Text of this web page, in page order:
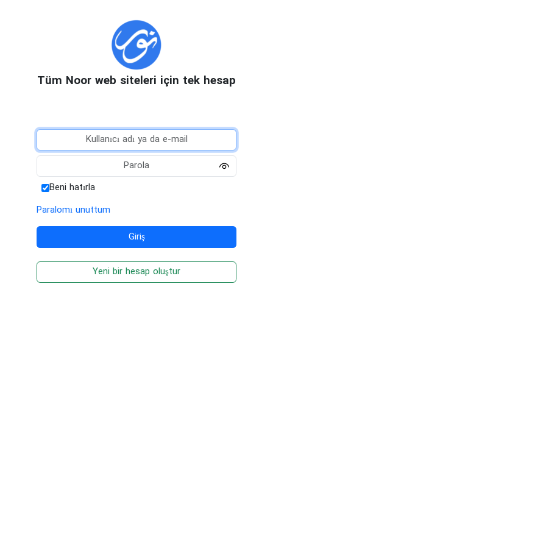
Tüm Noor web siteleri için tek hesap
Beni hatırla
Paralomı unuttum
Yeni bir hesap oluştur